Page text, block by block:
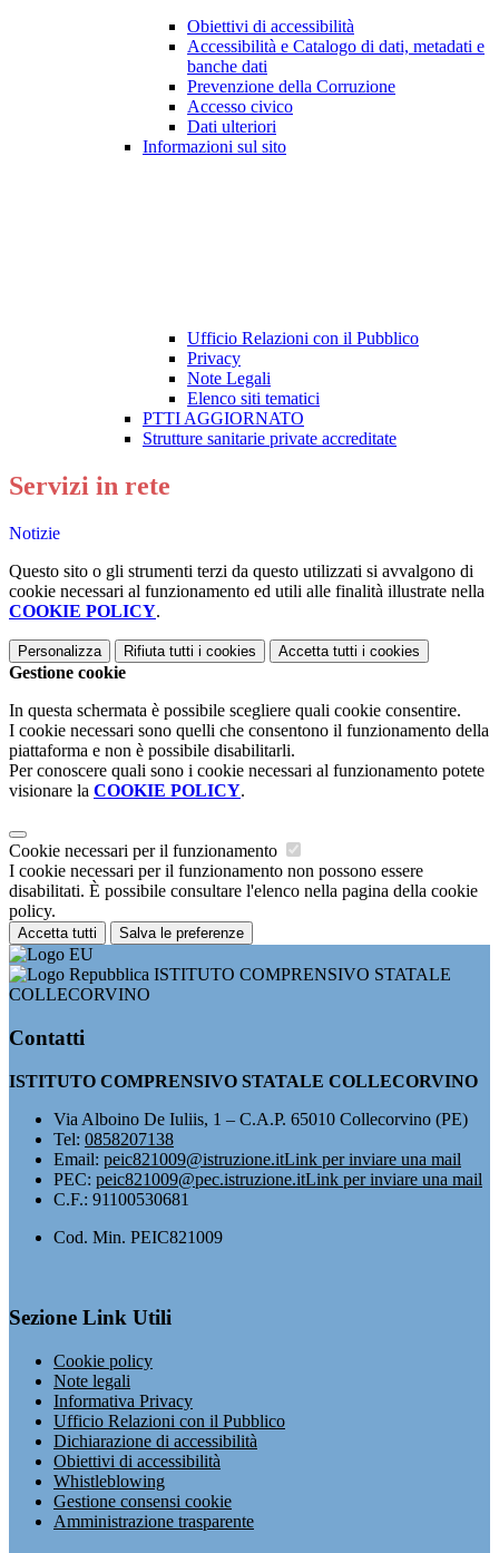
Obiettivi di accessibilità
Accessibilità e Catalogo di dati, metadati e
banche dati
Prevenzione della Corruzione
Accesso civico
Dati ulteriori
Informazioni sul sito
Ufficio Relazioni con il Pubblico
Privacy
Note Legali
Elenco siti tematici
PTTI AGGIORNATO
Strutture sanitarie private accreditate
Servizi in rete
Notizie
Questo sito o gli strumenti terzi da questo utilizzati si avvalgono di
cookie necessari al funzionamento ed utili alle finalità illustrate nella
COOKIE POLICY.
Personalizza Rifiuta tutti i cookies Accetta tutti i cookies
Gestione cookie
In questa schermata è possibile scegliere quali cookie consentire.
I cookie necessari sono quelli che consentono il funzionamento della
piattaforma e non è possibile disabilitarli.
Per conoscere quali sono i cookie necessari al funzionamento potete
visionare la COOKIE POLICY.
Cookie necessari per il funzionamento
I cookie necessari per il funzionamento non possono essere
disabilitati. È possibile consultare l'elenco nella pagina della cookie
policy.
Accetta tutti Salva le preferenze
ISTITUTO COMPRENSIVO STATALE
COLLECORVINO
Contatti
ISTITUTO COMPRENSIVO STATALE COLLECORVINO
Via Alboino De Iuliis, 1 – C.A.P. 65010 Collecorvino (PE)
Tel: 0858207138
Email: peic821009@istruzione.itLink per inviare una mail
PEC: peic821009@pec.istruzione.itLink per inviare una mail
C.F.: 91100530681
Cod. Min. PEIC821009
Sezione Link Utili
Cookie policy
Note legali
Informativa Privacy
Ufficio Relazioni con il Pubblico
Dichiarazione di accessibilità
Obiettivi di accessibilità
Whistleblowing
Gestione consensi cookie
Amministrazione trasparente